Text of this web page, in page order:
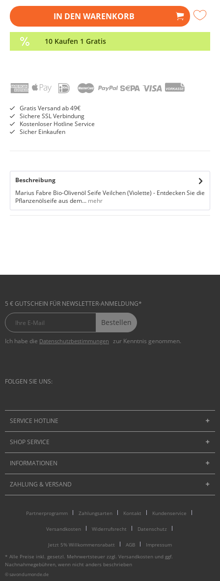
IN DEN WARENKORB
10 Kaufen 1 Gratis
Gratis Versand ab 49€
Sichere SSL Verbindung
Kostenloser Hotline Service
Sicher Einkaufen
Beschreibung
Marius Fabre Bio-Olivenöl Seife Veilchen (Violette) - Entdecken Sie die
Pflanzenölseife aus dem... mehr
5 € GUTSCHEIN FÜR NEWSLETTER-ANMELDUNG*
Bestellen
Ich habe die Datenschutzbestimmungen zur Kenntnis genommen.
FOLGEN SIE UNS:
SERVICE HOTLINE
SHOP SERVICE
INFORMATIONEN
ZAHLUNG & VERSAND
Partnerprogramm Zahlungsarten Kontakt Kundenservice
Versandkosten Widerrufsrecht Datenschutz
Jetzt 5% Willkommensrabatt AGB
Impressum
* Alle Preise inkl. gesetzl. Mehrwertsteuer zzgl. Versandkosten und ggf.
Nachnahmegebühren, wenn nicht anders beschrieben
© savondumonde.de